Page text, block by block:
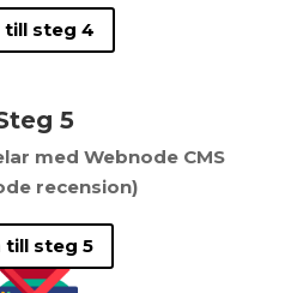
till steg 4
5
med Webnode CMS
recension)
till steg 5